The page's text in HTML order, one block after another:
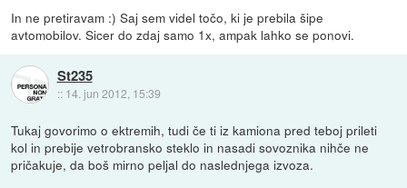
In ne pretiravam :) Saj sem videl točo, ki je prebila šipe
avtomobilov. Sicer do zdaj samo 1x, ampak lahko se ponovi.
St235
:: 14. jun 2012, 15:39
Tukaj govorimo o ektremih, tudi če ti iz kamiona pred teboj prileti
kol in prebije vetrobransko steklo in nasadi sovoznika nihče ne
pričakuje, da boš mirno peljal do naslednjega izvoza.